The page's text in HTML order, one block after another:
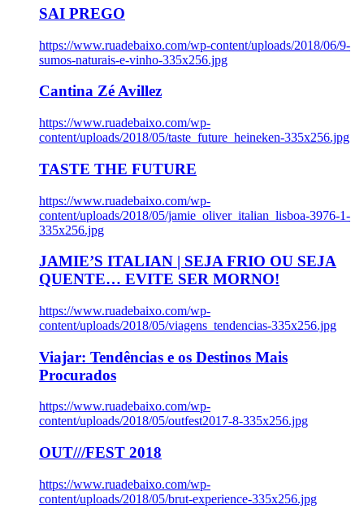
SAI PREGO
https://www.ruadebaixo.com/wp-content/uploads/2018/06/9-
sumos-naturais-e-vinho-335x256.jpg
Cantina Zé Avillez
https://www.ruadebaixo.com/wp-
content/uploads/2018/05/taste_future_heineken-335x256.jpg
TASTE THE FUTURE
https://www.ruadebaixo.com/wp-
content/uploads/2018/05/jamie_oliver_italian_lisboa-3976-1-
335x256.jpg
JAMIE’S ITALIAN | SEJA FRIO OU SEJA
QUENTE… EVITE SER MORNO!
https://www.ruadebaixo.com/wp-
content/uploads/2018/05/viagens_tendencias-335x256.jpg
Viajar: Tendências e os Destinos Mais
Procurados
https://www.ruadebaixo.com/wp-
content/uploads/2018/05/outfest2017-8-335x256.jpg
OUT///FEST 2018
https://www.ruadebaixo.com/wp-
content/uploads/2018/05/brut-experience-335x256.jpg